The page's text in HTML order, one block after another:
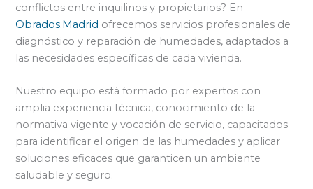
conflictos entre inquilinos y propietarios? En
Obrados.Madrid ofrecemos servicios profesionales de
diagnóstico y reparación de humedades, adaptados a
las necesidades específicas de cada vivienda.
Nuestro equipo está formado por expertos con
amplia experiencia técnica, conocimiento de la
normativa vigente y vocación de servicio, capacitados
para identificar el origen de las humedades y aplicar
soluciones eficaces que garanticen un ambiente
saludable y seguro.